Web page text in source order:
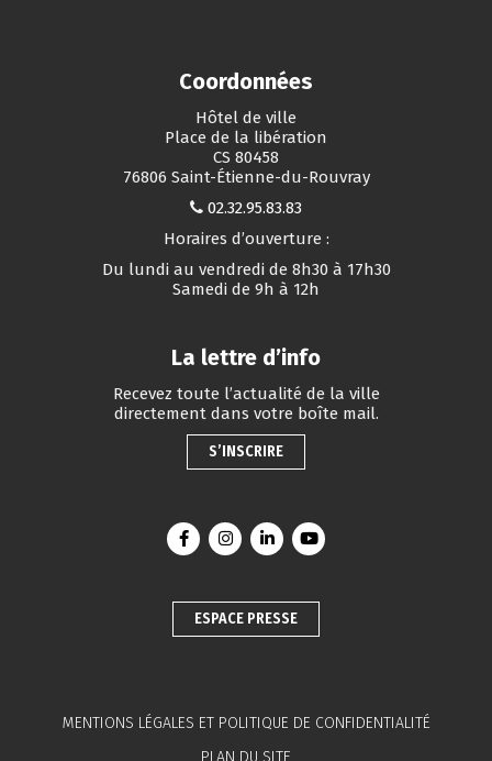
Coordonnées
Hôtel de ville
Place de la libération
CS 80458
76806 Saint-Étienne-du-Rouvray
02.32.95.83.83
Horaires d’ouverture :
Du lundi au vendredi de 8h30 à 17h30
Samedi de 9h à 12h
La lettre d’info
Recevez toute l’actualité de la ville
directement dans votre boîte mail.
S’INSCRIRE
Lien vers le compte Facebook
Lien vers le compte Instagram
Lien vers le compte Linkedin
Lien vers la chaîne
ESPACE PRESSE
MENTIONS LÉGALES ET POLITIQUE DE CONFIDENTIALITÉ
PLAN DU SITE